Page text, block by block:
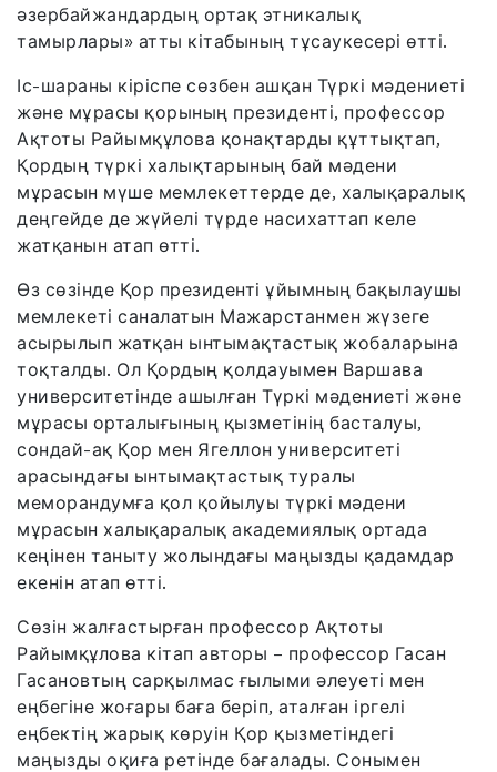
әзербайжандардың ортақ этникалық
тамырлары» атты кітабының тұсаукесері өтті.
Іс-шараны кіріспе сөзбен ашқан Түркі мәдениеті
және мұрасы қорының президенті, профессор
Ақтоты Райымқұлова қонақтарды құттықтап,
Қордың түркі халықтарының бай мәдени
мұрасын мүше мемлекеттерде де, халықаралық
деңгейде де жүйелі түрде насихаттап келе
жатқанын атап өтті.
Өз сөзінде Қор президенті ұйымның бақылаушы
мемлекеті саналатын Мажарстанмен жүзеге
асырылып жатқан ынтымақтастық жобаларына
тоқталды. Ол Қордың қолдауымен Варшава
университетінде ашылған Түркі мәдениеті және
мұрасы орталығының қызметінің басталуы,
сондай-ақ Қор мен Ягеллон университеті
арасындағы ынтымақтастық туралы
меморандумға қол қойылуы түркі мәдени
мұрасын халықаралық академиялық ортада
кеңінен таныту жолындағы маңызды қадамдар
екенін атап өтті.
Сөзін жалғастырған профессор Ақтоты
Райымқұлова кітап авторы – профессор Гасан
Гасановтың сарқылмас ғылыми әлеуеті мен
еңбегіне жоғары баға беріп, аталған іргелі
еңбектің жарық көруін Қор қызметіндегі
маңызды оқиға ретінде бағалады. Сонымен